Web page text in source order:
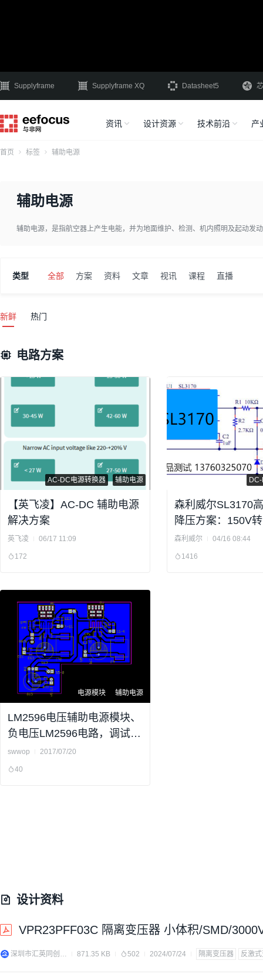
Supplyframe Supplyframe XQ Datasheet5
资讯 设计资源 技术前沿 产
首页 标签 辅助电源
辅助电源
辅助电源，是指航空器上产生电能，并为地面维护、检测、机内照明及起动发
类型 全部 方案 资料 文章 视讯 课程 直播
新鲜 热门
电路方案
AC-DC电源转换器 辅助电源
【英飞凌】AC-DC 辅助电源
解决方案
英飞凌 06/17 11:09
172
森利威尔SL3170
降压方案：150V
森利威尔 04/16 08:44
1416
电源模块 辅助电源
LM2596电压辅助电源模块、
负电压LM2596电路，调试成
功
swwop 2017/07/20
40
设计资料
VPR23PFF03C 隔离变压器 小体积/SMD/
深圳市汇英同创电子科技有限公司 871.35 KB 502 2024/07/24 隔离变压器 反激